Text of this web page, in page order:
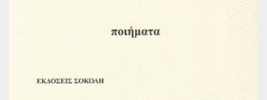
Εκπαίδευση